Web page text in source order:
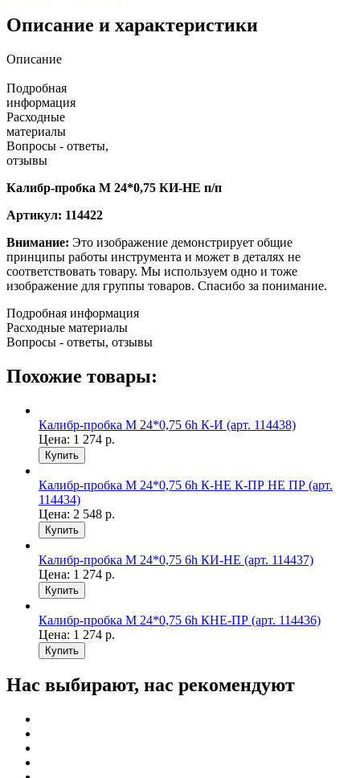
Описание и характеристики
Описание
Подробная
информация
Расходные
материалы
Вопросы - ответы,
отзывы
Калибр-пробка М 24*0,75 КИ-НЕ п/п
Артикул: 114422
Внимание: Это изображение демонстрирует общие
принципы работы инструмента и может в деталях не
соответствовать товару. Мы используем одно и тоже
изображение для группы товаров. Спасибо за понимание.
Подробная информация
Расходные материалы
Вопросы - ответы, отзывы
Похожие товары:
Калибр-пробка М 24*0,75 6h К-И (арт. 114438)
Цена: 1 274 р.
Купить
Калибр-пробка М 24*0,75 6h К-НЕ К-ПР НЕ ПР (арт.
114434)
Цена: 2 548 р.
Купить
Калибр-пробка М 24*0,75 6h КИ-НЕ (арт. 114437)
Цена: 1 274 р.
Купить
Калибр-пробка М 24*0,75 6h КНЕ-ПР (арт. 114436)
Цена: 1 274 р.
Купить
Нас выбирают, нас рекомендуют